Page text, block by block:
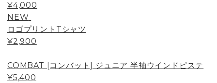
¥4,000
NEW
ロゴプリントTシャツ
¥2,900
COMBAT [コンバット] ジュニア 半袖ウインドピステ
¥5,400